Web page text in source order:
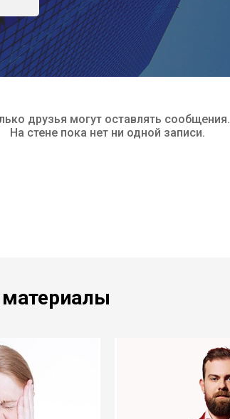
друзья могут оставлять сообщения.
На стене пока нет ни одной записи.